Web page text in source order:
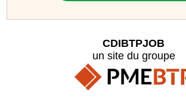
CDIBTPJOB
un site du groupe